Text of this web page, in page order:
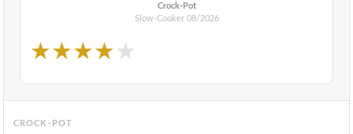
Crock-Pot
Slow-Cooker 08/2026
★★★★★
CROCK-POT